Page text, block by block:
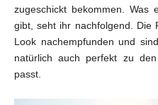
zugeschickt bekommen. Was
gibt, seht ihr nachfolgend. Die
Look nachempfunden und
natürlich auch perfekt zu
passt.